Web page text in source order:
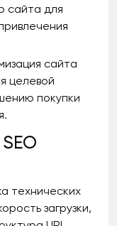
сайта для
сайта
целевой
покупки
технических
загрузки,